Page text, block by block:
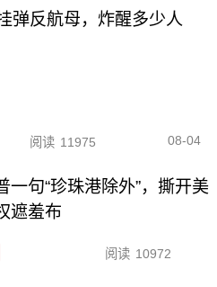
弹反航母，炸醒多少人
阅读 11975 08-04
一句“珍珠港除外”，撕开美
遮羞布
阅读 10972